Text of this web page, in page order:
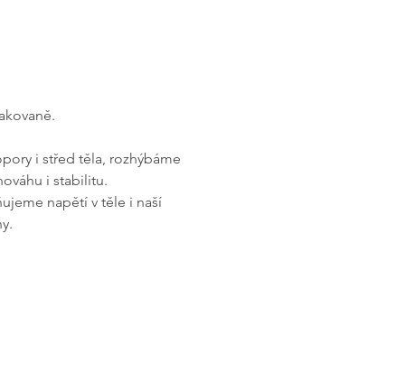
i střed těla, rozhýbáme
i stabilitu.
napětí v těle i naší